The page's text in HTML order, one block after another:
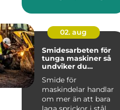
02. aug
Smidesarbeten för
tunga maskiner så
undviker du
Smide för
maskindelar handlar
om mer än att bara